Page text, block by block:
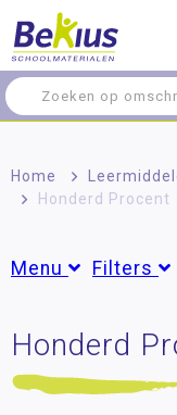
Home >
>
Honderd Procent
Menu Filters
Groepen
Groep 7
Groep 8(1)
Honderd